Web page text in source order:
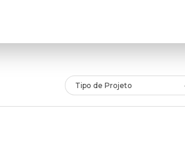
Tipo de Projeto